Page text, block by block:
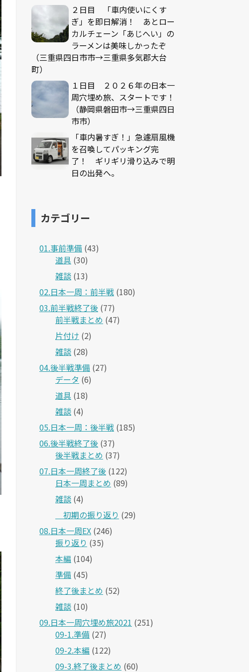
２日目 「車内使いにくす
ぎ」を即日解消！ あとロー
カルチェーン「あじへい」の
ラーメンは美味しかったぞ
（三重県四日市市→三重県多気郡大台
町）
１日目 ２０２６年の日本一
周穴埋め旅、スタートです！
（静岡県磐田市→三重県四日
市市）
「車内暑すぎ！」急遽扇風機
を召喚してパッキング完
了！ ギリギリ滑り込みで明
日の出発へ。
カテゴリー
01.事前準備 (43)
道具 (30)
雑談 (13)
02.日本一周：前半戦 (180)
03.前半戦終了後 (77)
前半戦まとめ (47)
片付け (2)
雑談 (28)
04.後半戦準備 (27)
データ (6)
道具 (18)
雑談 (4)
05.日本一周：後半戦 (185)
06.後半戦終了後 (37)
後半戦まとめ (37)
07.日本一周終了後 (122)
日本一周まとめ (89)
雑談 (4)
＿初期の振り返り (29)
08.日本一周EX (246)
振り返り (35)
本編 (104)
準備 (45)
終了後まとめ (52)
雑談 (10)
09.日本一周穴埋め旅2021 (251)
09-1.準備 (27)
09-2.本編 (122)
09-3.終了後まとめ (60)